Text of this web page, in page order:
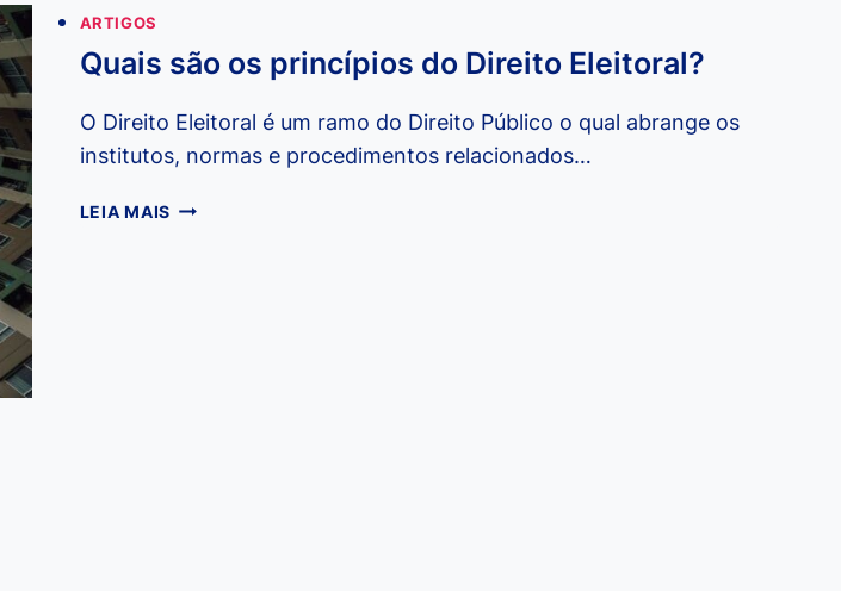
ARTIGOS
Quais são os princípios do Direito Eleitoral?
O Direito Eleitoral é um ramo do Direito Público o qual abrange os
institutos, normas e procedimentos relacionados…
LEIA MAISQUAIS